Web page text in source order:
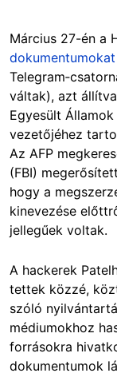
Március 27-én a
váltak), azt
Egyesült
vezetőjéhez
Az AFP
(FBI)
hogy a
kinevezése
jellegűek voltak.
A hackerek
tettek közzé,
szóló
médiumokhoz
forrásokra
dokumentumok